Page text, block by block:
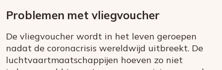
Problemen met vliegvoucher
De vliegvoucher wordt in het leven geroepen
nadat de coronacrisis wereldwijd uitbreekt. De
luchtvaartmaatschappijen hoeven zo niet